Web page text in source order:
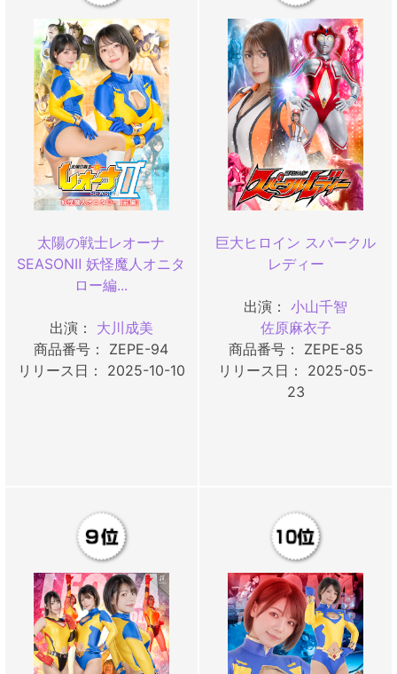
太陽の戦士レオーナ
SEASONⅡ 妖怪魔人オニタ
ロー編...
出演： 大川成美
商品番号： ZEPE-94
リリース日： 2025-10-10
巨大ヒロイン スパークル
レディー
出演：小山千智
佐原麻衣子
商品番号： ZEPE-85
リリース日： 2025-05-
23